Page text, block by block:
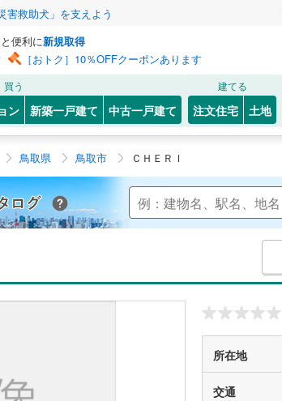
害救助犬」を支えよう
便利に新規取得
［おトク］10％OFFクーポンあります
買う
ン 新築一戸建て 中古一戸建て
建てる
注文住宅 土地
鳥取県 鳥取市 ＣＨＥＲＩ
Yahoo!不動産 マンションカタログ
所在地
交通